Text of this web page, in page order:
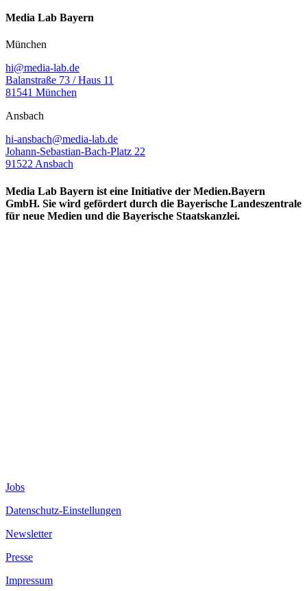
Media Lab Bayern
München
hi@media-lab.de
Balanstraße 73 / Haus 11
81541 München
Ansbach
hi-ansbach@media-lab.de
Johann-Sebastian-Bach-Platz 22
91522 Ansbach
Media Lab Bayern ist eine Initiative der Medien.Bayern
GmbH. Sie wird gefördert durch die Bayerische Landeszentrale
für neue Medien und die Bayerische Staatskanzlei.
Jobs
Datenschutz-Einstellungen
Newsletter
Presse
Impressum